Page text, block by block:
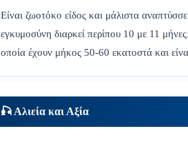
Είναι ζωοτόκο είδος και μάλιστα
εγκυμοσύνη διαρκεί περίπου 10 με 11
οποία έχουν μήκος 50-60 εκατοστά και
🎣 Αλιεία και Αξία